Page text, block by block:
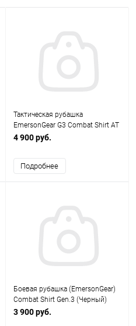
Тактическая рубашка
EmersonGear G3 Combat Shirt AT
／FG (размер M) EM8576A
4 900 руб.
Подробнее
Боевая рубашка (EmersonGear)
Combat Shirt Gen.3 (Черный)
размер L EM9422BKL
3 900 руб.